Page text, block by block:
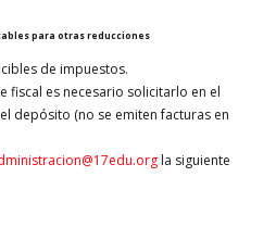
para otras reducciones
de impuestos.
fiscal es necesario solicitarlo en el
depósito (no se emiten facturas en
la siguiente